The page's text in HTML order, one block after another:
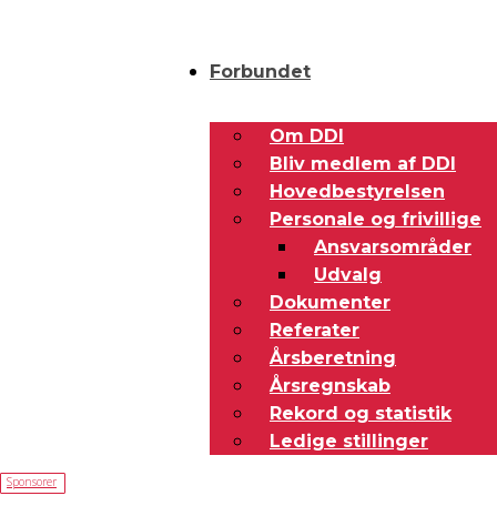
Forbundet
Om DDI
Bliv medlem af DDI
Hovedbestyrelsen
Personale og frivillige
Ansvarsområder
Udvalg
Dokumenter
Referater
Årsberetning
Årsregnskab
Rekord og statistik
Ledige stillinger
Sponsorer